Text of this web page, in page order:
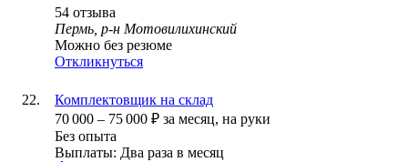
54 отзыва
Пермь, р-н Мотовилихинский
Можно без резюме
Откликнуться
Комплектовщик на склад
70 000 – 75 000 ₽ за месяц, на руки
Без опыта
Выплаты: Два раза в месяц